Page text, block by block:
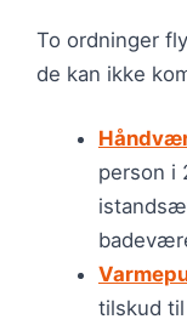
To ordninger
de kan ikke
person i
tilskud